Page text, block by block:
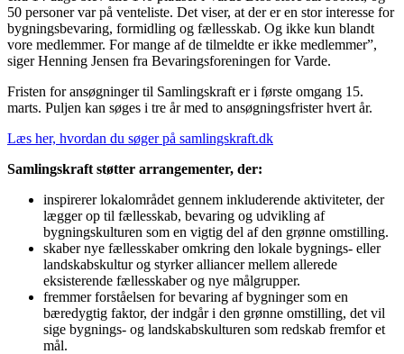
50 personer var på venteliste. Det viser, at der er en stor interesse for
bygningsbevaring, formidling og fællesskab. Og ikke kun blandt
vore medlemmer. For mange af de tilmeldte er ikke medlemmer”,
siger Henning Jensen fra Bevaringsforeningen for Varde.
Fristen for ansøgninger til Samlingskraft er i første omgang 15.
marts. Puljen kan søges i tre år med to ansøgningsfrister hvert år.
Læs her, hvordan du søger på samlingskraft.dk
Samlingskraft støtter arrangementer, der:
inspirerer lokalområdet gennem inkluderende aktiviteter, der
lægger op til fællesskab, bevaring og udvikling af
bygningskulturen som en vigtig del af den grønne omstilling.
skaber nye fællesskaber omkring den lokale bygnings- eller
landskabskultur og styrker alliancer mellem allerede
eksisterende fællesskaber og nye målgrupper.
fremmer forståelsen for bevaring af bygninger som en
bæredygtig faktor, der indgår i den grønne omstilling, det vil
sige bygnings- og landskabskulturen som redskab fremfor et
mål.